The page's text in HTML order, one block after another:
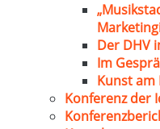
Der DHV
Im
Kunst am
Konferenz der